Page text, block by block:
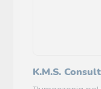
K.M.S.